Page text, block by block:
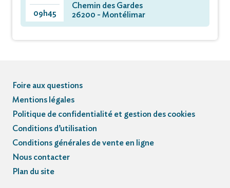
09h45
Chemin des Gardes
26200 - Montélimar
Foire aux questions
Mentions légales
Politique de confidentialité et gestion des cookies
Conditions d’utilisation
Conditions générales de vente en ligne
Nous contacter
Plan du site